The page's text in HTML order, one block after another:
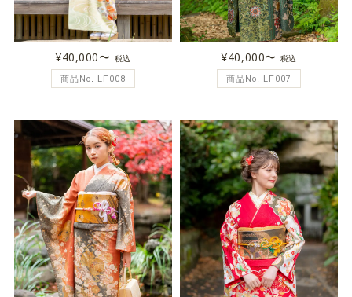
¥40,000〜 税込
商品No. LF008
¥40,000〜 税込
商品No. LF007